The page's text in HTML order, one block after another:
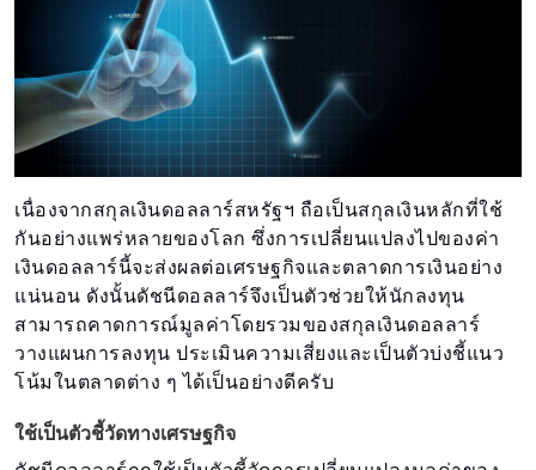
เนื่องจากสกุลเงินดอลลาร์สหรัฐฯ ถือเป็นสกุลเงินหลักที่ใช้
กันอย่างแพร่หลายของโลก ซึ่งการเปลี่ยนแปลงไปของค่า
เงินดอลลาร์นี้จะส่งผลต่อเศรษฐกิจและตลาดการเงินอย่าง
แน่นอน ดังนั้นดัชนีดอลลาร์จึงเป็นตัวช่วยให้นักลงทุน
สามารถคาดการณ์มูลค่าโดยรวมของสกุลเงินดอลลาร์
วางแผนการลงทุน ประเมินความเสี่ยงและเป็นตัวบ่งชี้แนว
โน้มในตลาดต่าง ๆ ได้เป็นอย่างดีครับ
ใช้เป็นตัวชี้วัดทางเศรษฐกิจ